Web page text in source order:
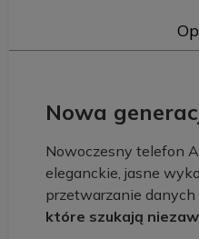
Nowa
Nowoczesny telefon
eleganckie, jasne
przetwarzanie
które szukają